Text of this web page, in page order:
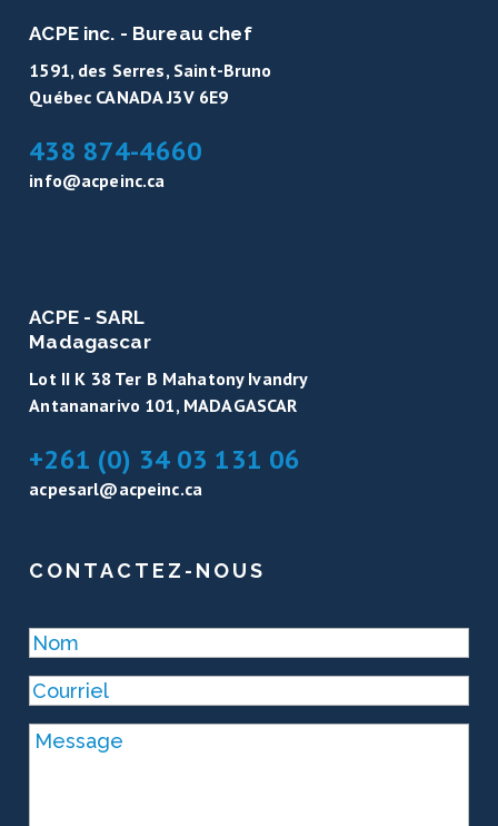
ACPE inc. - Bureau chef
1591, des Serres, Saint-Bruno
Québec CANADA J3V 6E9
438 874-4660
info@acpeinc.ca
ACPE - SARL
Madagascar
Lot II K 38 Ter B Mahatony Ivandry
Antananarivo 101, MADAGASCAR
+261 (0) 34 03 131 06
acpesarl@acpeinc.ca
CONTACTEZ-NOUS